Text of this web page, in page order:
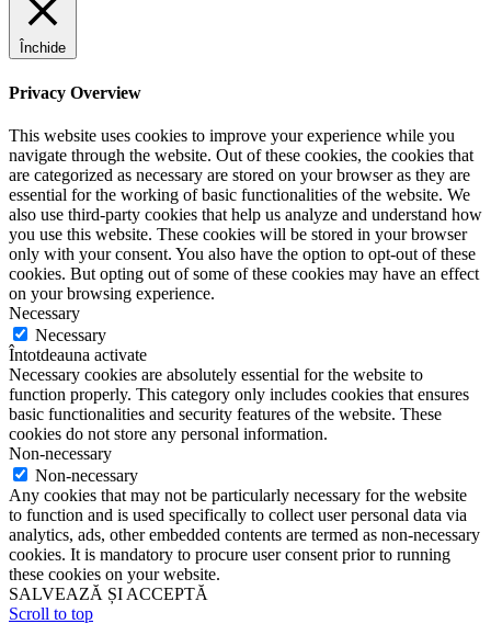
Închide
Privacy Overview
This website uses cookies to improve your experience while you
navigate through the website. Out of these cookies, the cookies that
are categorized as necessary are stored on your browser as they are
essential for the working of basic functionalities of the website. We
also use third-party cookies that help us analyze and understand how
you use this website. These cookies will be stored in your browser
only with your consent. You also have the option to opt-out of these
cookies. But opting out of some of these cookies may have an effect
on your browsing experience.
Necessary
Necessary
Întotdeauna activate
Necessary cookies are absolutely essential for the website to
function properly. This category only includes cookies that ensures
basic functionalities and security features of the website. These
cookies do not store any personal information.
Non-necessary
Non-necessary
Any cookies that may not be particularly necessary for the website
to function and is used specifically to collect user personal data via
analytics, ads, other embedded contents are termed as non-necessary
cookies. It is mandatory to procure user consent prior to running
these cookies on your website.
SALVEAZĂ ȘI ACCEPTĂ
Scroll to top